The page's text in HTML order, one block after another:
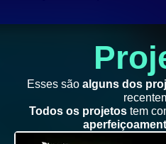
Esses sãoalguns dos
Todos os projetos tem